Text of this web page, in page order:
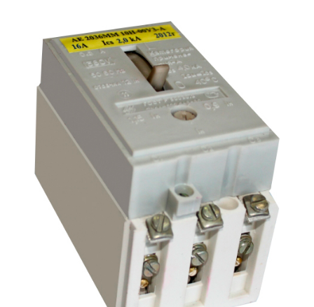
диэлектрические
Стремянки с
Стремянки с
опорой
Ширмы
РЗА (шторы)
Штендеры
Щиты